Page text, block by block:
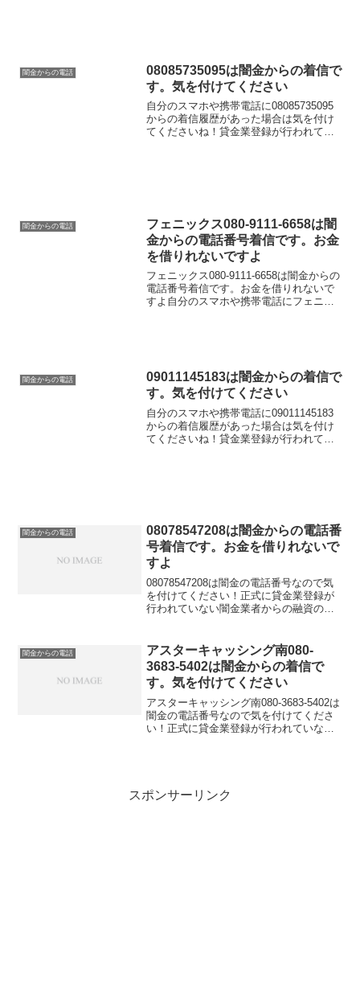
闇金からの電話
08085735095は闇金からの着信で
す。気を付けてください
自分のスマホや携帯電話に08085735095
からの着信履歴があった場合は気を付け
てくださいね！貸金業登録が行われてい
闇金からの電話
フェニックス080-9111-6658は闇
金からの電話番号着信です。お金
を借りれないですよ
フェニックス080-9111-6658は闇金からの
電話番号着信です。お金を借りれないで
すよ自分のスマホや携帯電話にフェニッ
闇金からの電話
09011145183は闇金からの着信で
す。気を付けてください
自分のスマホや携帯電話に09011145183
からの着信履歴があった場合は気を付け
てくださいね！貸金業登録が行われてい
闇金からの電話
08078547208は闇金からの電話番
号着信です。お金を借りれないで
すよ
08078547208は闇金の電話番号なので気
を付けてください！正式に貸金業登録が
行われていない闇金業者からの融資の勧
「今ならすぐにご融資可能なので条件だ
けでも聞いてくださ...
闇金からの電話
アスターキャッシング南080-
3683-5402は闇金からの着信で
す。気を付けてください
アスターキャッシング南080-3683-5402は
闇金の電話番号なので気を付けてくださ
い！正式に貸金業登録が行われていない
スポンサーリンク